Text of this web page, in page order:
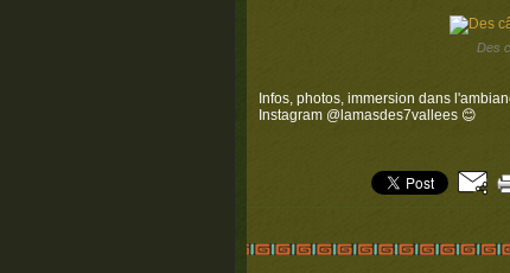
Des
Infos, photos, immersion dans
Instagram @lamasdes7vallees 😊